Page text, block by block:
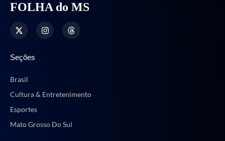
FOLHA do MS
Seções
Brasil
Cultura & Entretenimento
Esportes
Mato Grosso Do Sul